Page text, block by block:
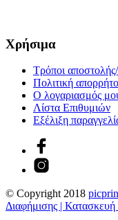
Χρήσιμα
Τρόποι
Πολιτική
Ο λογαριασμός
Λίστα Επιθυμιών
Εξέλιξη
© Copyright 2018
Διαφήμισης | Κατασκευή